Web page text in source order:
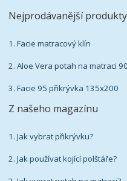
Nejprodávanější produkty
1.Facie matracový klín
2.Aloe Vera potah na matraci
3.Facie 95 přikrývka 135x200
Z našeho magazínu
1.Jak vybrat přikrývku?
2.Jak používat kojící polštáře?